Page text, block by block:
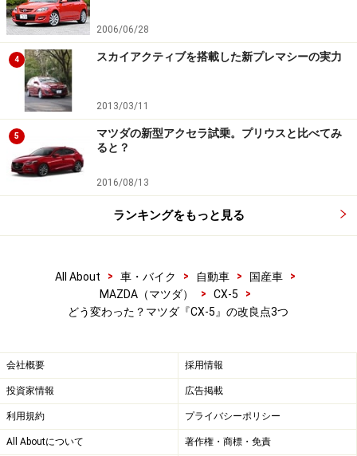
3つ目がディーゼルエンジンに6速マニュアルを追加した
点。御存知の通り、今やマニュアルミッションの需要は
少ない。スバルなど新型フォレスターでマニュアル車を
やめてしまったほど。ガソリンターボといい、マニュア
ルミッションといい、スバルとマツダ入れ替わった感
じ？
交通量の少ない地域であればマニュアル車の方が燃費良
暴走することだってない。面白いことにマニュアル派と
いうのも存在する。皆さんはマツダを買うしかない？
ライバルを圧倒するパワーユニット
今回、ターボエンジンやマニュアルの追加でCX-5のパワ
ーユニットはライバルを圧倒するほど賑やかになった。
十分走る2000ccのガソリン車なら価格も前述の通りリー
2006/06/28
4 スカイアクティブを搭載した新プレマシーの実力
2013/03/11
5
マツダの新型アクセラ試乗。プリウスと比べてみ
ると？
2016/08/13
ランキングをもっと見る
All About > 車・バイク > 自動車 > 国産車
>
MAZDA（マツダ）
> CX-5
>
どう変わった？マツダ『CX-5』の改良点3つ
会社概要 採用情報
投資家情報 広告掲載
利用規約 プライバシーポリシー
All Aboutについて 著作権・商標・免責